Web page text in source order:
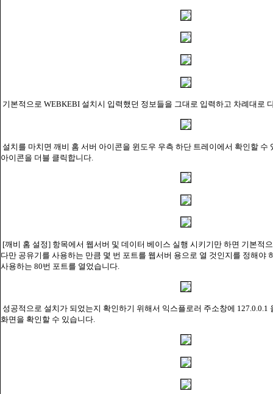
기본적으로 WEBKEBI 설치시 입력했던 정보들을 그대로 입력하고 차례대로
설치를 마치면 깨비 홈 서버 아이콘을 윈도우 우측 하단 트레이에서 확인할 수
아이콘을 더블 클릭합니다.
[깨비 홈 설정] 항목에서 웹서버 및 데이터 베이스 실행 시키기만 하면 기본적
다만 공유기를 사용하는 만큼 몇 번 포트를 웹서버 용으로 열 것인지를 정해야
사용하는 80번 포트를 열었습니다.
성공적으로 설치가 되었는지 확인하기 위해서 익스플로러 주소창에 127.0.0.1
화면을 확인할 수 있습니다.